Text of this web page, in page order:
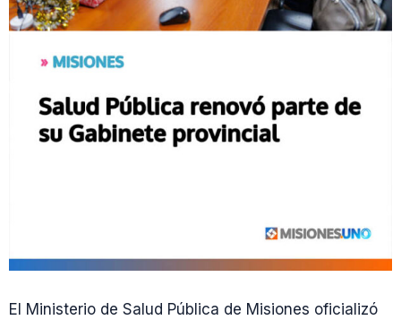
El Ministerio de Salud Pública de Misiones oficializó